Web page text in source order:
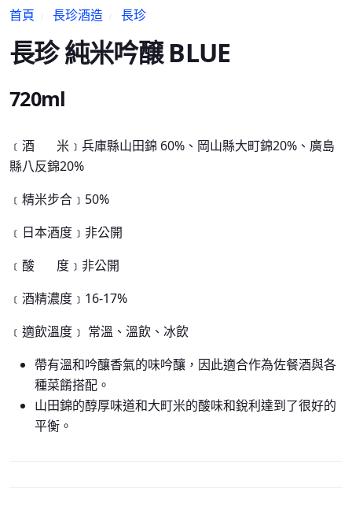
首頁 長珍酒造 長珍
長珍 純米吟醸 BLUE
720ml
﹝酒 米 ﹞ 兵庫縣山田錦 60%、岡山縣大町錦20%、廣島
縣八反錦20%
﹝精米步合﹞50%
﹝日本酒度﹞非公開
﹝酸 度﹞非公開
﹝酒精濃度﹞16-17%
﹝適飲溫度 ﹞ 常溫、溫飲、冰飲
帶有溫和吟釀香氣的味吟釀，因此適合作為佐餐酒與各
種菜餚搭配。
山田錦的醇厚味道和大町米的酸味和銳利達到了很好的
平衡。